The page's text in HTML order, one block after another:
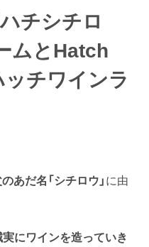
チシチロ
ムとHatch
チワインラ
あだ名「シチロウ」に由
にワインを造っていき